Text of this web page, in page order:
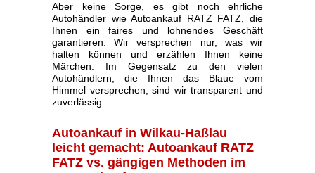
Aber keine Sorge, es gibt noch ehrliche
Autohändler wie Autoankauf RATZ FATZ, die
Ihnen ein faires und lohnendes Geschäft
garantieren. Wir versprechen nur, was wir
halten können und erzählen Ihnen keine
Märchen. Im Gegensatz zu den vielen
Autohändlern, die Ihnen das Blaue vom
Himmel versprechen, sind wir transparent und
zuverlässig.
Autoankauf in Wilkau-Haßlau
leicht gemacht: Autoankauf RATZ
FATZ vs. gängigen Methoden im